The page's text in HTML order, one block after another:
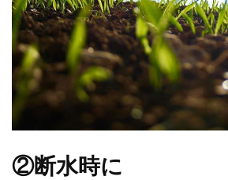
②断水時に